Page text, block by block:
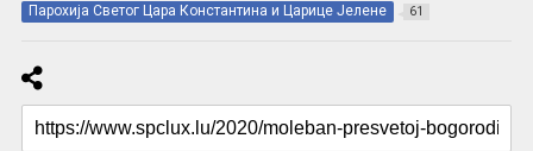
Парохија Светог Цара Константина и Царице Јелене 61